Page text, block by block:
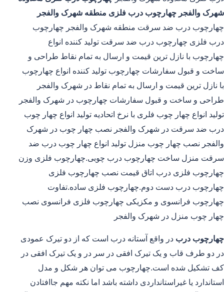
شهرک والفجر چهارچوب درب فلزی منطقه شهرک والفجر
چهارچوب درب ضد سرقت منطقه شهرک والفجر چهارچوب
درب فلزی چهارچوب درب ضد سرقت تولید کننده انواع
چهارچوب با نازل ترین قیمت و ارسال به تمام نقاط طراحی و
ساخت و قبول سفارشات چهارچوب تولید کننده انواع چهارچوب
با نازل ترین قیمت و ارسال به تمام نقاط در شهرک والفجر
طراحی و ساخت و قبول سفارشات چهارچوب در شهرک والفجر
تولید انواع چهار چوب فلری با نرخ اتحادیه تولید انواع چهار چوب
درب ضد سرقت در شهرک والفجر نصب چهار چوب در شهرک
والفجر نصب چهار چوب منزل تولید انواع چهار چوب درب ضد
سرقت منزل ساخت چهارچوب درب چوبی.چهارچوب فلزی وزن
چهارچوب فلزی درب اتاق قیمت نصب چهارچوب فلزی
چهارچوب درب دست دوم.چهارچوب فلزی ساده.تفاوت
چهارچوب فرانسوی و مکزیکی چهارچوب فلزی فرانسوی نصب
چهار چوب منزل در شهرک والفجر
چهارچوب درب در واقع آستانه درب است که از دو تیرک عمودی
در دو طرف قاب و یک تیرک افقی در سر در و یک تیرک افقی در
کف تشکیل شده است.چهارچوب می توان هر شکل و مدل
استاندارد یا غیراستانداردی داشته باشد اما نکته مهم جاافتادن